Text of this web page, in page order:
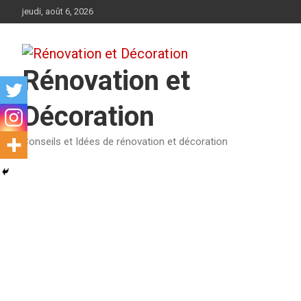
au
jeudi, août 6, 2026
Rénovation et
Décoration
Conseils et Idées de rénovation et décoration